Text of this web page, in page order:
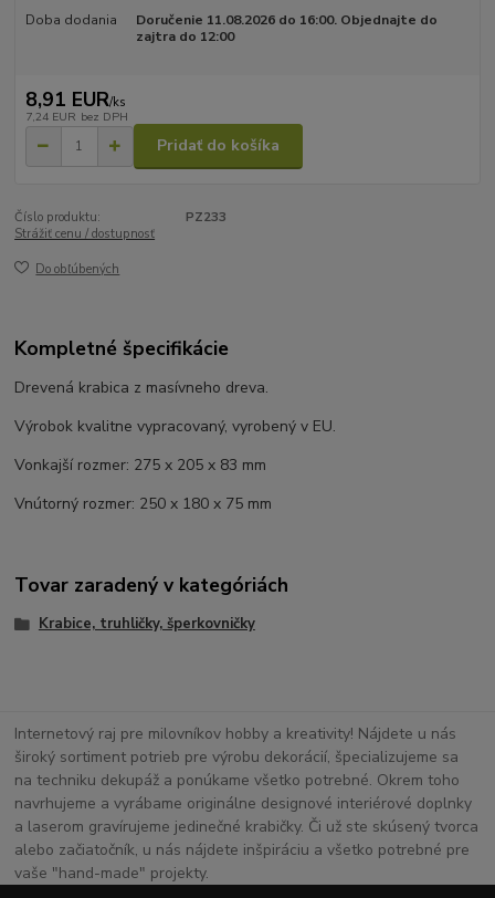
Doba dodania
Doručenie 11.08.2026 do 16:00. Objednajte do
zajtra do 12:00
8,91 EUR/ks
7,24 EUR bez DPH
Pridať do košíka
Číslo produktu:
PZ233
Strážiť cenu / dostupnosť
Do obľúbených
Kompletné špecifikácie
Drevená krabica z masívneho dreva.
Výrobok kvalitne vypracovaný, vyrobený v EU.
Vonkajší rozmer: 275 x 205 x 83 mm
Vnútorný rozmer: 250 x 180 x 75 mm
Tovar zaradený v kategóriách
Krabice, truhličky, šperkovničky
Internetový raj pre milovníkov hobby a kreativity! Nájdete u nás
široký sortiment potrieb pre výrobu dekorácií, špecializujeme sa
na techniku dekupáž a ponúkame všetko potrebné. Okrem toho
navrhujeme a vyrábame originálne designové interiérové doplnky
a laserom gravírujeme jedinečné krabičky. Či už ste skúsený tvorca
alebo začiatočník, u nás nájdete inšpiráciu a všetko potrebné pre
vaše "hand-made" projekty.